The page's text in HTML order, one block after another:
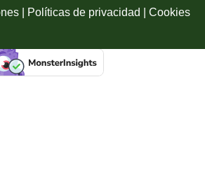
| Políticas de privacidad | Cookies